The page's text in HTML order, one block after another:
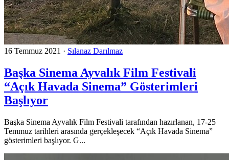
16 Temmuz 2021 · Sılanaz Darılmaz
Başka Sinema Ayvalık Film Festivali
“Açık Havada Sinema” Gösterimleri
Başlıyor
Başka Sinema Ayvalık Film Festivali tarafından hazırlanan, 17-25
Temmuz tarihleri arasında gerçekleşecek “Açık Havada Sinema”
gösterimleri başlıyor. G...